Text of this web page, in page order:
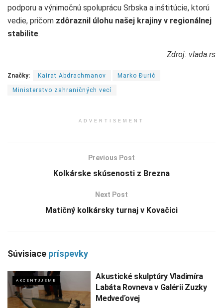
podporu a výnimočnú spoluprácu Srbska a inštitúcie, ktorú
vedie, pričom zdôraznil úlohu našej krajiny v regionálnej
stabilite.
Zdroj: vlada.rs
Značky: Kairat Abdrachmanov Marko Đurić
Ministerstvo zahraničných vecí
ADVERTISEMENT
Previous Post
Kolkárske skúsenosti z Brezna
Next Post
Matičný kolkársky turnaj v Kovačici
Súvisiace príspevky
AKCENTUJEME
Akustické skulptúry Vladimíra
Labáta Rovneva v Galérii Zuzky
Medveďovej